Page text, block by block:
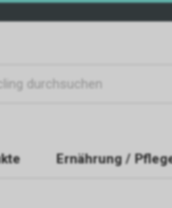
Ernährung /